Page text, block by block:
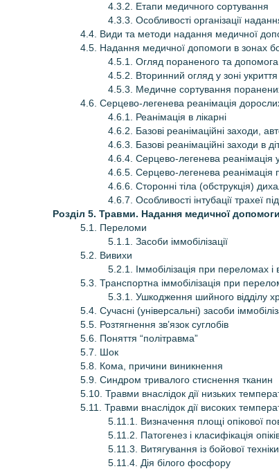
4.3.2. Етапи медичного сортування
4.3.3. Особливості організації
4.4. Види та методи надання медичної
4.5. Надання медичної допомоги в зонах
4.5.1. Огляд пораненого та допомога
4.5.2. Вторинний огляд у зоні
4.5.3. Медичне сортування
4.6. Серцево-легенева реанімація
4.6.1. Реанімація в лікарні
4.6.2. Базові реанімаційні заходи,
4.6.3. Базові реанімаційні заходи в
4.6.4. Серцево-легенева реанімація у
4.6.5. Серцево-легенева реанімація
4.6.6. Сторонні тіла (обструкція)
4.6.7. Особливості інтубації трахеї
Розділ 5. Травми. Надання медичної
5.1. Переломи
5.1.1. Засоби іммобілізації
5.2. Вивихи
5.2.1. Іммобілізація при переломах і
5.3. Транспортна іммобілізація при
5.3.1. Ушкодження шийного відділу
5.4. Сучасні (універсальні) засоби
5.5. Розтягнення зв’язок суглобів
5.6. Поняття “політравма”
5.7. Шок
5.8. Кома, причини виникнення
5.9. Синдром тривалого стиснення тканин
5.10. Травми внаслідок дії низьких
5.11. Травми внаслідок дії високих
5.11.1. Визначення площі опікової
5.11.2. Патогенез і класифікація
5.11.3. Витягування із бойової
5.11.4. Дія білого фосфору